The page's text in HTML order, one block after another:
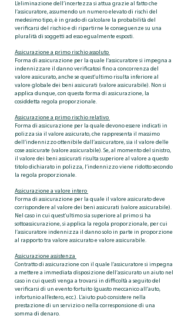
L’eliminazione dell’incertezza si attua grazie al fatto che
l’assicuratore, assumendo un numero elevato di rischi del
medesimo tipo, è in grado di calcolare la probabilità del
verificarsi del rischio e di ripartirne le conseguenze su una
pluralità di soggetti ad esso egualmente esposti.
Assicurazione a primo rischio assoluto
Forma di assicurazione per la quale l’assicuratore si impegna a
indennizzare il danno verificatosi fino a concorrenza del
valore assicurato, anche se quest’ultimo risulta inferiore al
valore globale dei beni assicurati (valore assicurabile). Non si
applica dunque, con questa forma di assicurazione, la
cosiddetta regola proporzionale.
Assicurazione a primo rischio relativo
Forma di assicurazione per la quale devono essere indicati in
polizza sia il valore assicurato, che rappresenta il massimo
dell’indennizzo ottenibile dall’assicuratore, sia il valore delle
cose assicurate (valore assicurabile). Se, al momento del sinistro,
il valore dei beni assicurati risulta superiore al valore a questo
titolo dichiarato in polizza, l’indennizzo viene ridotto secondo
la regola proporzionale.
Assicurazione a valore intero
Forma di assicurazione per la quale il valore assicurato deve
corrispondere al valore dei beni assicurati (valore assicurabile).
Nel caso in cui quest’ultimo sia superiore al primo si ha
sottoassicurazione, si applica la regola proporzionale, per cui
l’assicuratore indennizza il danno solo in parte in proporzione
al rapporto tra valore assicurato e valore assicurabile.
Assicurazione assistenza
Contratto di assicurazione con il quale l’assicuratore si impegna
a mettere a immediata disposizione dell’assicurato un aiuto nel
caso in cui questi venga a trovarsi in difficoltà a seguito del
verificarsi di un evento fortuito (guasto meccanico all’auto,
infortunio all’estero, ecc.). L’aiuto può consistere nella
prestazione di un servizio o nella corresponsione di una
somma di denaro.